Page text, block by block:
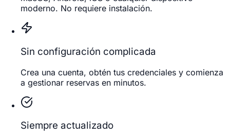
moderno. No requiere instalación.
Sin configuración complicada
Crea una cuenta, obtén tus credenciales y comienza
a gestionar reservas en minutos.
Siempre actualizado